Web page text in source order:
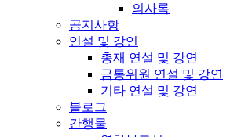
의사록
공지사항
연설 및 강연
총재 연설 및 강연
금통위원 연설 및 강연
기타 연설 및 강연
블로그
간행물